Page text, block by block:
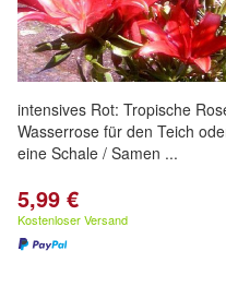
intensives Rot: Tropische
Wasserrose für den Teich
eine Schale / Samen ...
5,99 €
Kostenloser Versand